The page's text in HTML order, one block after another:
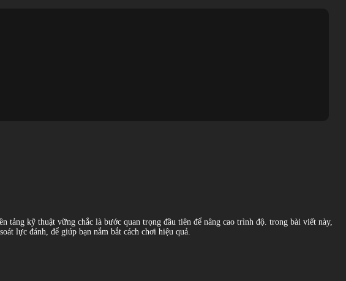
kỹ thuật vững chắc là bước quan trọng đầu tiên để nâng cao trình độ. trong bài viết này,
lực đánh, để giúp bạn nắm bắt cách chơi hiệu quả.